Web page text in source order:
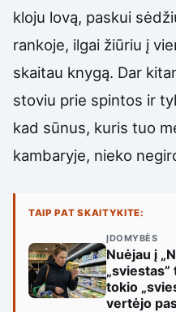
kloju lovą, paskui
rankoje, ilgai žiūriu į
skaitau knygą. Dar
stoviu prie spintos ir
kad sūnus, kuris tuo
kambaryje, nieko
TAIP PAT SKAITYKITE:
ĮDOMYBĖS
Nuėjau į
„sviestas”
tokio
vertėjo